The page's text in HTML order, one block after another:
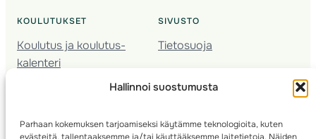
Hallinnoi suostumusta
Parhaan kokemuksen tarjoamiseksi käytämme teknologioita, kuten
KOULUTUKSET
Koulutus ja koulutus­
kalenteri
Nuorison koulutukset
Kartoitus
SIVUSTO
Tietosuoja